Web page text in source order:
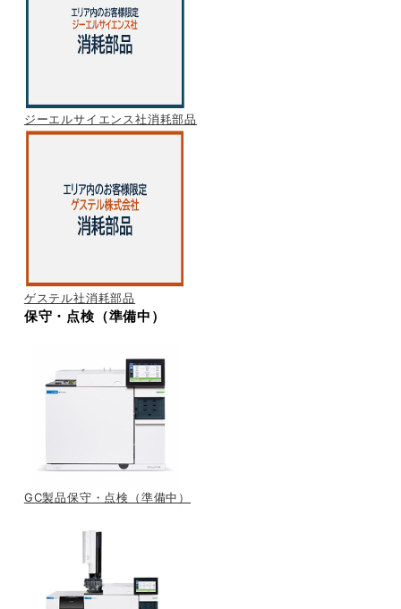
ジーエルサイエンス社消耗部品
ゲステル社消耗部品
保守・点検（準備中）
GC製品保守・点検（準備中）